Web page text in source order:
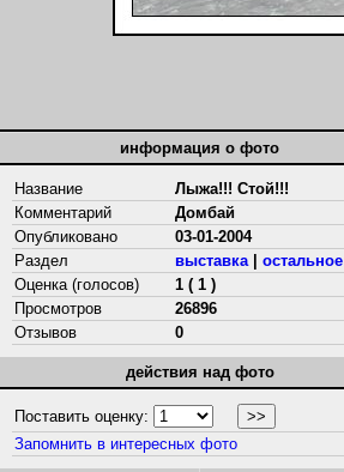
информация о фото
Название
Лыжа!!! Стой!!!
Комментарий
Домбай
Опубликовано
03-01-2004
Раздел
выставка| остальное
Оценка (голосов)
1 ( 1 )
Просмотров
26896
Отзывов
0
действия над фото
Поставить оценку:
Запомнить в интересных фото